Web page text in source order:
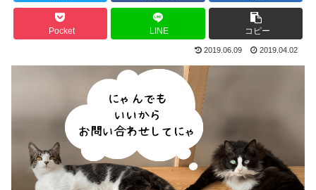
Pocket LINE コピー
2019.06.09 2019.04.02